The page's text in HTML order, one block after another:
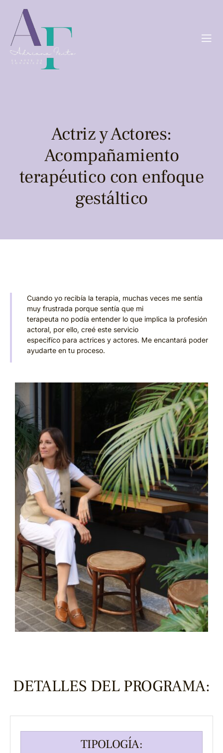
Actriz y Actores:
Acompañamiento
terapéutico con enfoque
gestáltico
Cuando yo recibía la terapia, muchas veces me sentía
muy frustrada porque sentía que mi
terapeuta no podía entender lo que implica la profesión
actoral, por ello, creé este servicio
especifíco para actrices y actores. Me encantará poder
ayudarte en tu proceso.
DETALLES DEL PROGRAMA:
TIPOLOGÍA: